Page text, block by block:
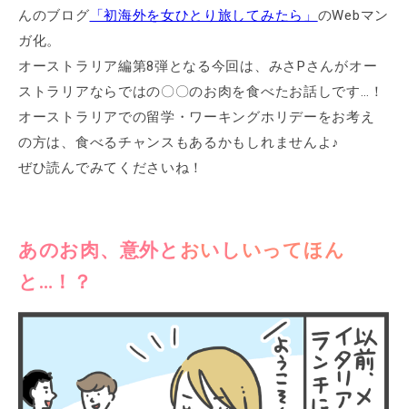
んのブログ 「初海外を女ひとり旅してみたら」 のWebマン
ガ化。
オーストラリア編第8弾となる今回は、みさPさんがオー
ストラリアならではの〇〇のお肉を食べたお話しです…！
オーストラリアでの留学・ワーキングホリデーをお考え
の方は、食べるチャンスもあるかもしれませんよ♪
ぜひ読んでみてくださいね！
あのお肉、意外とおいしいってほん
と…！？